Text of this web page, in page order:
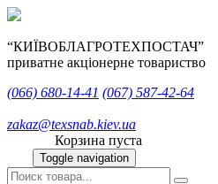
“КИЇВОБЛАГРОТЕХПОСТАЧ”
приватне акціонерне товариство
(066) 680-14-41 (067) 587-42-64
zakaz@texsnab.kiev.ua
Корзина пуста
Toggle navigation